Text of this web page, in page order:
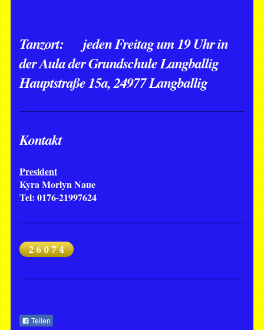
Tanzort: jeden Freitag um 19 Uhr in
der Aula der Grundschule Langballig
Hauptstraße 15a, 24977 Langballig
Kontakt
President
Kyra Morlyn Naue
Tel: 0176-21997624
Teilen